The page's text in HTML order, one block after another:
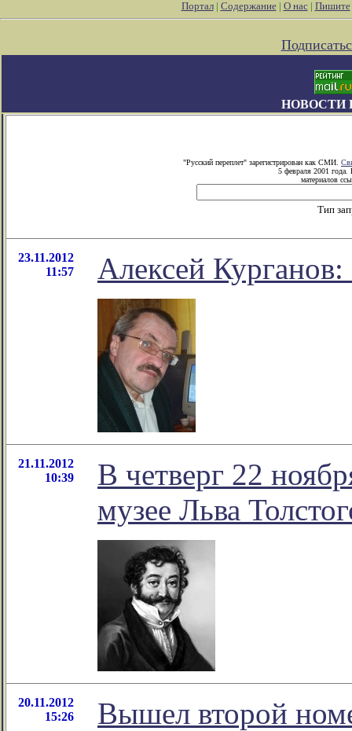
Портал| Содержание| О нас| Пишите
НОВОСТИ
"Русский переплет" зарегистрирован как СМИ.
5 февраля 2001 года.
материалов
Тип
23.11.2012
11:57
Алексей
21.11.2012
10:39
В четверг 22
музее Льва
20.11.2012
15:26
Вышел второй